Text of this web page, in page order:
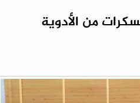
من الأدوية